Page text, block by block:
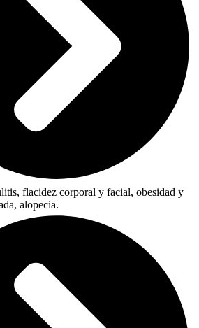
flacidez corporal y facial, obesidad y
alopecia.